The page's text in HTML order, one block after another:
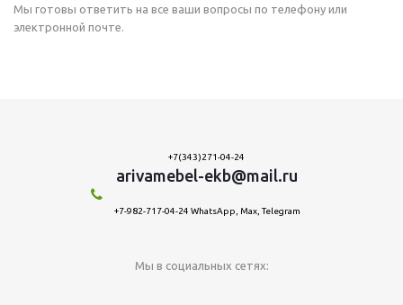
Мы готовы ответить на все ваши вопросы по телефону или
электронной почте.
+7(343)271-04-24
arivamebel-ekb@mail.ru
+7-982-717-04-24 WhatsApp, Max, Telegram
Мы в социальных сетях: